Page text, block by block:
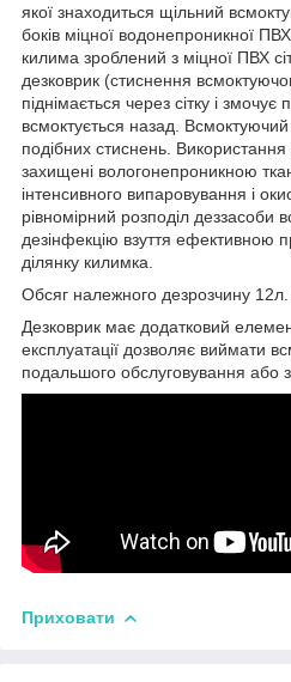
якої знаходиться щільний
боків міцної водонепроникної
килима зроблений з міцної ПВХ
дезковрик (стиснення
піднімається через сітку і змочує
всмоктується назад.
подібних стиснень.
захищені вологонепроникною
інтенсивного випаровування і
рівномірний розподіл деззасоби
дезінфекцію взуття ефективною
ділянку килимка.
Обсяг належного дезрозчину
Дезковрик має додатковий
експлуатації дозволяє виймати
подальшого обслуговування або
Приховати